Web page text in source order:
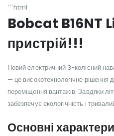
```html
Bobcat B16NT
пристрій!!!
Новий електричний 3-колісний
— це високотехнологічне рішення
переміщення вантажів. Завдяки
забезпечує екологічність і
Основні